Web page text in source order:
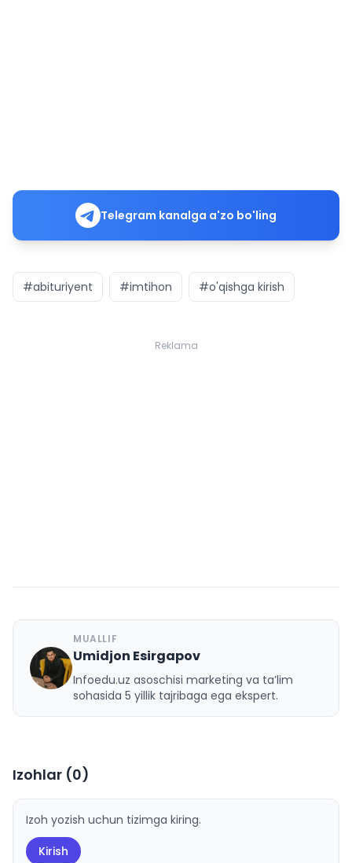
Telegram kanalga a'zo bo'ling
#abituriyent #imtihon #o'qishga kirish
Reklama
U
MUALLIF
Umidjon Esirgapov
Infoedu.uz asoschisi marketing va ta’lim
sohasida 5 yillik tajribaga ega ekspert.
Izohlar (0)
Izoh yozish uchun tizimga kiring.
Kirish